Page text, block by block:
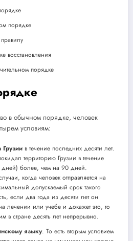
порядке
восстановления
порядке
в обычном порядке, человек
условиям:
в течение последних десяти лет.
территорию Грузии в течение
дней) более, чем на 90 дней.
когда человек отправляется на
допускаемый срок такого
если два года из десяти лет он
лечении или учебе и докажет это, то
в стране десять лет непрерывно.
языку. То есть вторым условием